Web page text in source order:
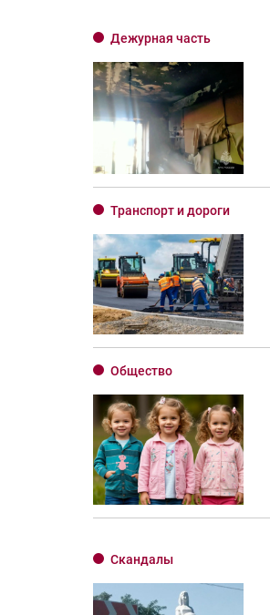
Дежурная часть
Транспорт и дороги
Общество
Скандалы